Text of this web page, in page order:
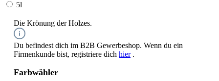
5l
Die Krönung der Holzes.
Du befindest dich im B2B Gewerbeshop. Wenn du ein
Firmenkunde bist, registriere dich hier.
Farbwähler